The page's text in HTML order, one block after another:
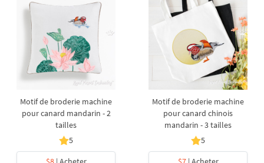
Motif de broderie machine
pour canard mandarin - 2
tailles
5
Motif de broderie machine
pour canard chinois
mandarin - 3 tailles
5